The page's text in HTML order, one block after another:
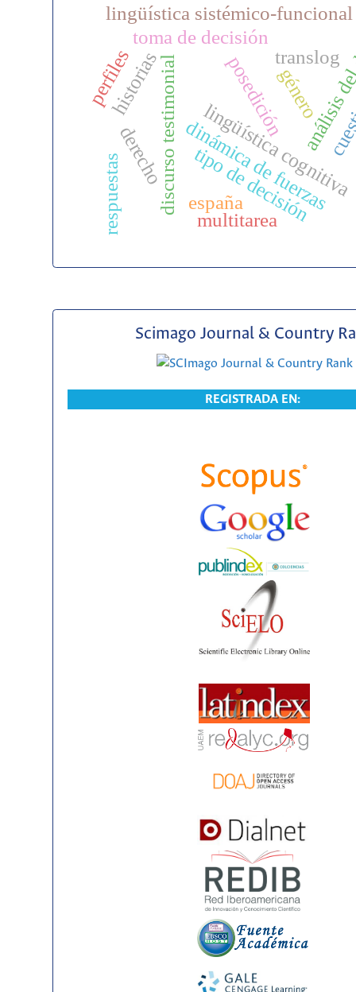
dinámica de fuerzas
discurso testimonial lingüística cognitiva
posedicióntranslog
tipo de decisión
toma de decisión
lingüística sistémico-funcional
derecho
género
historias
respuestas multitarea
perfiles
españa
Scimago Journal & Country
REGISTRADA EN: